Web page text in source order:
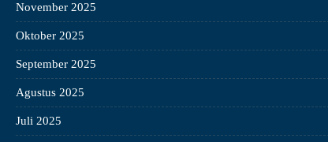
November 2025
Oktober 2025
September 2025
Agustus 2025
Juli 2025